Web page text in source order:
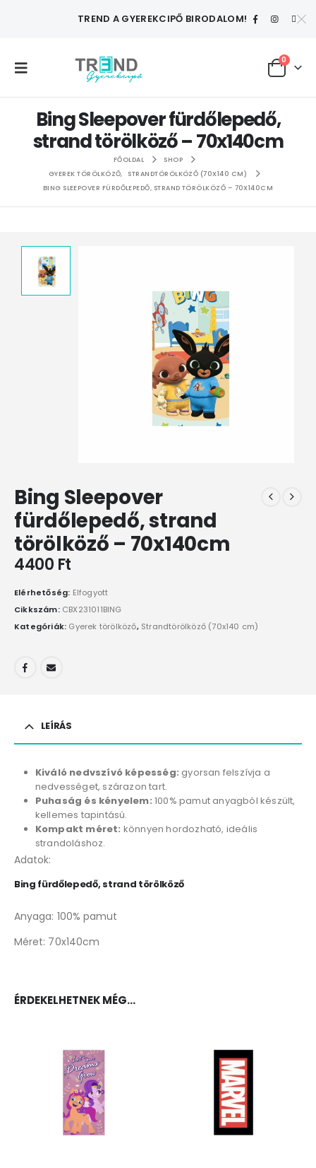
TREND A GYEREKCIPŐ BIRODALOM!
0
Bing Sleepover fürdőlepedő,
strand törölköző – 70x140cm
FŐOLDAL
SHOP
GYEREK TÖRÖLKÖZŐ,
STRANDTÖRÖLKÖZŐ (70X140 CM)
BING SLEEPOVER FÜRDŐLEPEDŐ, STRAND TÖRÖLKÖZŐ – 70X140CM
Bing Sleepover
fürdőlepedő, strand
törölköző – 70x140cm
4400 Ft
Elérhetőség: Elfogyott
Cikkszám: CBX231011BING
Kategóriák: Gyerek törölköző, Strandtörölköző (70x140 cm)
LEÍRÁS
Kiváló nedvszívó képesség: gyorsan felszívja a
nedvességet, szárazon tart.
Puhaság és kényelem: 100% pamut anyagból készült,
kellemes tapintású.
Kompakt méret: könnyen hordozható, ideális
strandoláshoz.
Adatok:
Bing fürdőlepedő, strand törölköző
Anyaga: 100% pamut
Méret: 70x140cm
ÉRDEKELHETNEK MÉG…